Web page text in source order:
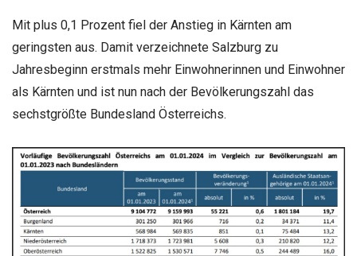
Mit plus 0,1 Prozent fiel der Anstieg in Kärnten am
geringsten aus. Damit verzeichnete Salzburg zu
Jahresbeginn erstmals mehr Einwohnerinnen und Einwohner
als Kärnten und ist nun nach der Bevölkerungszahl das
sechstgrößte Bundesland Österreichs.